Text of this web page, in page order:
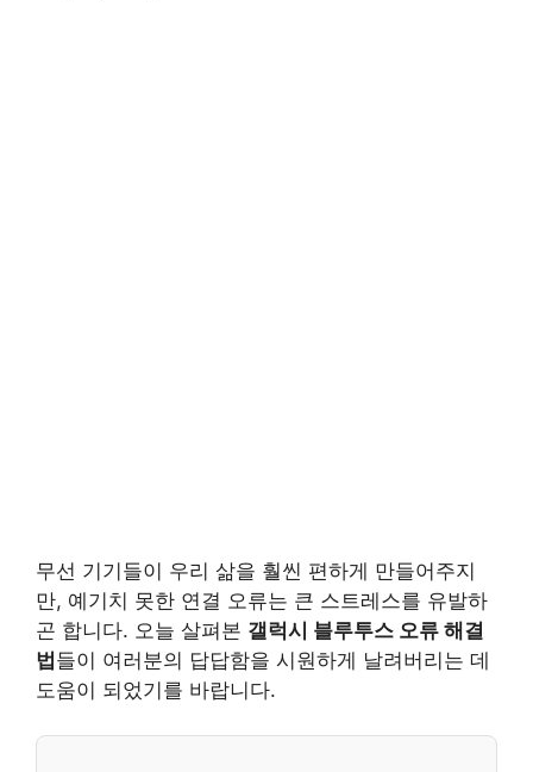
무선 기기들이 우리 삶을 훨씬 편하게 만들어주지
만, 예기치 못한 연결 오류는 큰 스트레스를 유발하
곤 합니다. 오늘 살펴본 갤럭시 블루투스 오류 해결
법들이 여러분의 답답함을 시원하게 날려버리는 데
도움이 되었기를 바랍니다.